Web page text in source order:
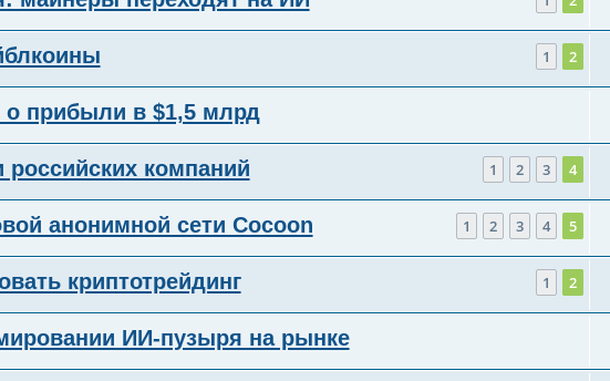
1 2
о прибыли в $1,5 млрд
компаний 1 2 3 4
анонимной сети Cocoon 1 2 3 4 5
криптотрейдинг 1 2
ИИ-пузыря на рынке